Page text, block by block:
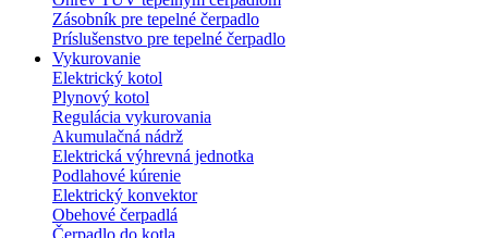
Zásobník pre tepelné čerpadlo
Príslušenstvo pre tepelné čerpadlo
Vykurovanie
Elektrický kotol
Plynový kotol
Regulácia vykurovania
Akumulačná nádrž
Elektrická výhrevná jednotka
Podlahové kúrenie
Elektrický konvektor
Obehové čerpadlá
Čerpadlo do kotla